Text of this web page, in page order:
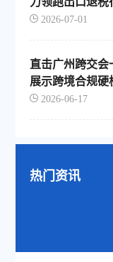
2026-07-01
直击广州跨交会
展示跨境合规硬
2026-06-17
热门资讯